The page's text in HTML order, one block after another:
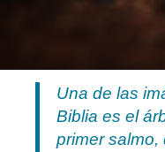
Una de las
Biblia es el
primer salmo,